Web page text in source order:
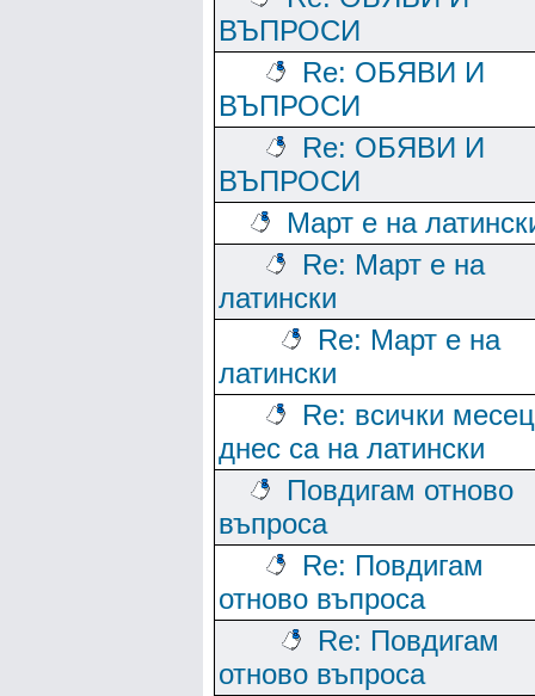
ВЪПРОСИ
Re: ОБЯВИ И
ВЪПРОСИ
Re: ОБЯВИ И
ВЪПРОСИ
Март е на
Re: Март е на
латински
Re: Март е на
латински
Re: всички
днес са на латински
Повдигам отново
въпроса
Re: Повдигам
отново въпроса
Re: Повдигам
отново въпроса